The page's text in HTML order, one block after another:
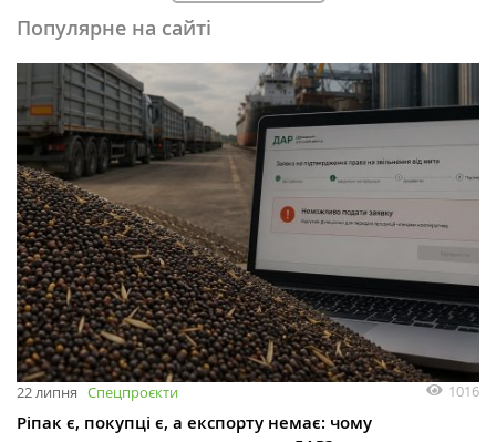
Популярне на сайті
22 липня Спецпроєкти 1016
Ріпак є, покупці є, а експорту немає: чому